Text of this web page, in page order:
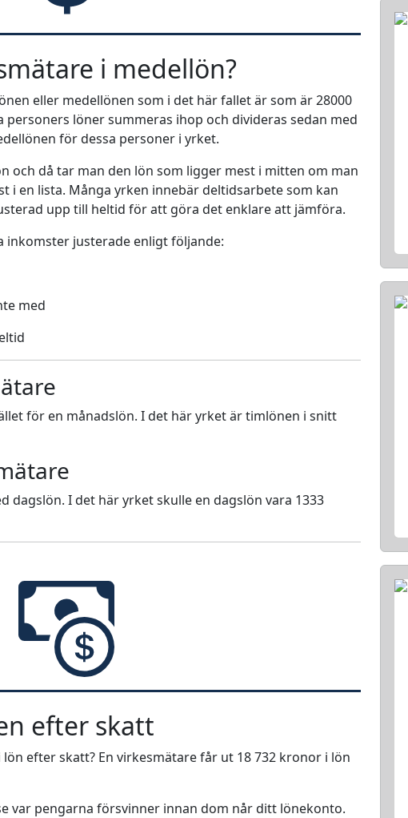
i medellön?
eller medellönen som i det här fallet är som är 28000
löner summeras ihop och divideras sedan med
för dessa personer i yrket.
och då tar man den lön som ligger mest i mitten om man
i en lista. Många yrken innebär deltidsarbete som kan
upp till heltid för att göra det enklare att jämföra.
inkomster justerade enligt följande:
med
för en månadslön. I det här yrket är timlönen i snitt
dagslön. I det här yrket skulle en dagslön vara 1333
efter skatt
efter skatt? En virkesmätare får ut 18 732 kronor i lön
var pengarna försvinner innan dom når ditt lönekonto.